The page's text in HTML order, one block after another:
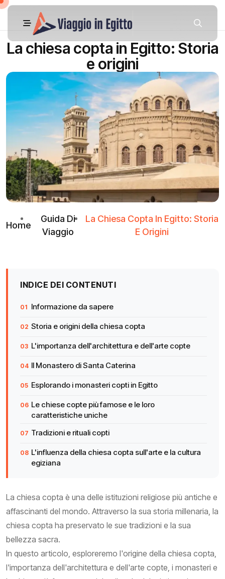
La chiesa copta in Egitto: Storia
e origini
Home
Guida Di
Viaggio
La Chiesa Copta In Egitto: Storia
E Origini
INDICE DEI CONTENUTI
Informazione da sapere
Storia e origini della chiesa copta
L'importanza dell'architettura e dell'arte copte
Il Monastero di Santa Caterina
Esplorando i monasteri copti in Egitto
Le chiese copte più famose e le loro
caratteristiche uniche
Tradizioni e rituali copti
L'influenza della chiesa copta sull'arte e la cultura
egiziana
La chiesa copta è una delle istituzioni religiose più antiche e
affascinanti del mondo. Attraverso la sua storia millenaria, la
chiesa copta ha preservato le sue tradizioni e la sua
bellezza sacra.
In questo articolo, esploreremo l'origine della chiesa copta,
l'importanza dell'architettura e dell'arte copte, i monasteri e